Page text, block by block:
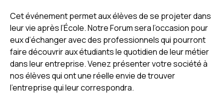
Cet événement permet aux élèves de se projeter dans
leur vie après l’École. Notre Forum sera l’occasion pour
eux d’échanger avec des professionnels qui pourront
faire découvrir aux étudiants le quotidien de leur métier
dans leur entreprise. Venez présenter votre société à
nos élèves qui ont une réelle envie de trouver
l’entreprise qui leur correspondra.